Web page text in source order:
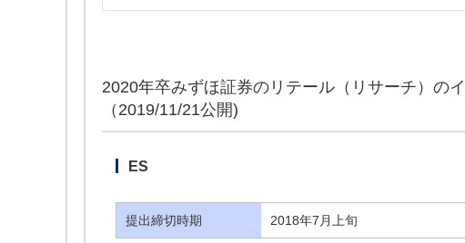
2020年卒みずほ証券のリテール（リサーチ）の
（2019/11/21公開)
ES
提出締切時期 2018年7月上旬